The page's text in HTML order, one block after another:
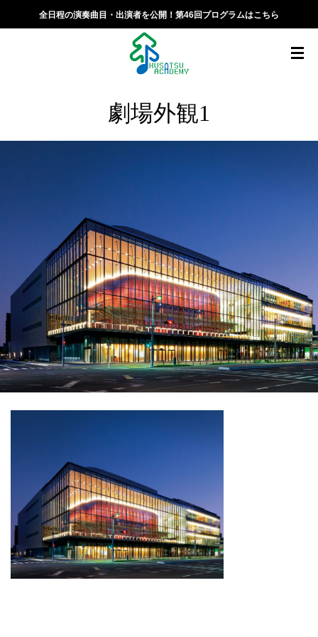
全日程の演奏曲目・出演者を公開！第46回プログラムはこちら
劇場外観1